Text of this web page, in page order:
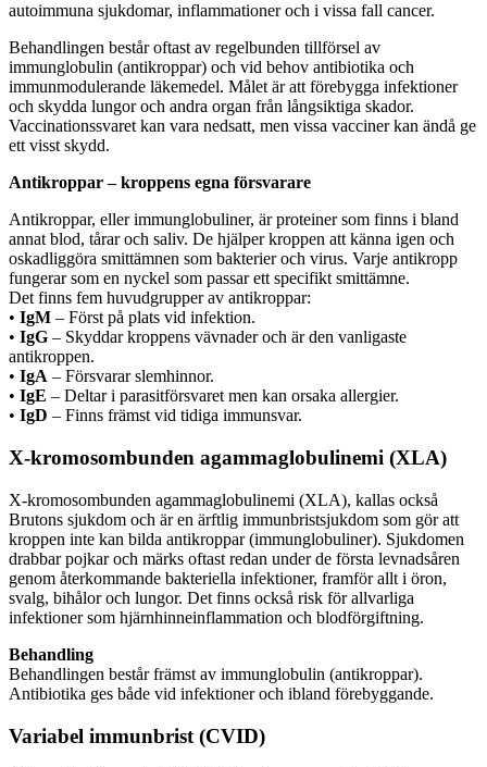
autoimmuna sjukdomar, inflammationer och i vissa fall cancer.
Behandlingen består oftast av regelbunden tillförsel av
immunglobulin (antikroppar) och vid behov antibiotika och
immunmodulerande läkemedel. Målet är att förebygga infektioner
och skydda lungor och andra organ från långsiktiga skador.
Vaccinationssvaret kan vara nedsatt, men vissa vacciner kan ändå ge
ett visst skydd.
Antikroppar – kroppens egna försvarare
Antikroppar, eller immunglobuliner, är proteiner som finns i bland
annat blod, tårar och saliv. De hjälper kroppen att känna igen och
oskadliggöra smittämnen som bakterier och virus. Varje antikropp
fungerar som en nyckel som passar ett specifikt smittämne.
Det finns fem huvudgrupper av antikroppar:
• IgM – Först på plats vid infektion.
• IgG – Skyddar kroppens vävnader och är den vanligaste
antikroppen.
• IgA – Försvarar slemhinnor.
• IgE – Deltar i parasitförsvaret men kan orsaka allergier.
• IgD – Finns främst vid tidiga immunsvar.
X-kromosombunden agammaglobulinemi (XLA)
X-kromosombunden agammaglobulinemi (XLA), kallas också
Brutons sjukdom och är en ärftlig immunbristsjukdom som gör att
kroppen inte kan bilda antikroppar (immunglobuliner). Sjukdomen
drabbar pojkar och märks oftast redan under de första levnadsåren
genom återkommande bakteriella infektioner, framför allt i öron,
svalg, bihålor och lungor. Det finns också risk för allvarliga
infektioner som hjärnhinneinflammation och blodförgiftning.
Behandling
Behandlingen består främst av immunglobulin (antikroppar).
Antibiotika ges både vid infektioner och ibland förebyggande.
Variabel immunbrist (CVID)